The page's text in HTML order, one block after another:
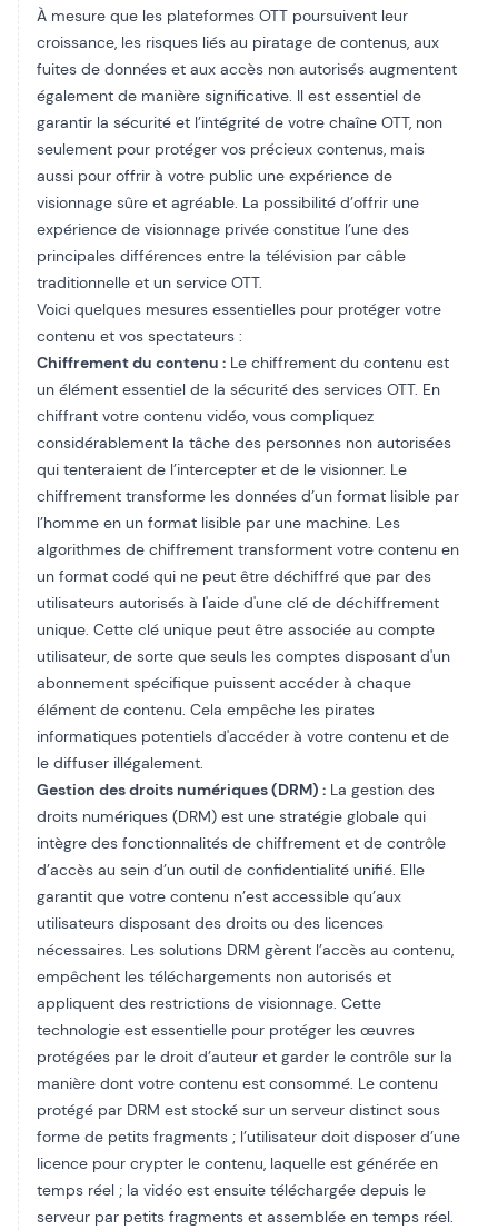
À mesure que les plateformes OTT poursuivent leur
croissance, les risques liés au piratage de contenus, aux
fuites de données et aux accès non autorisés augmentent
également de manière significative. Il est essentiel de
garantir la sécurité et l’intégrité de votre chaîne OTT, non
seulement pour protéger vos précieux contenus, mais
aussi pour offrir à votre public une expérience de
visionnage sûre et agréable. La possibilité d’offrir une
expérience de visionnage privée constitue l’une des
principales différences entre la télévision par câble
traditionnelle et un service OTT.
Voici quelques mesures essentielles pour protéger votre
contenu et vos spectateurs :
Chiffrement du contenu : Le chiffrement du contenu est
un élément essentiel de la sécurité des services OTT. En
chiffrant votre contenu vidéo, vous compliquez
considérablement la tâche des personnes non autorisées
qui tenteraient de l’intercepter et de le visionner. Le
chiffrement transforme les données d’un format lisible par
l’homme en un format lisible par une machine. Les
algorithmes de chiffrement transforment votre contenu en
un format codé qui ne peut être déchiffré que par des
utilisateurs autorisés à l'aide d'une clé de déchiffrement
unique. Cette clé unique peut être associée au compte
utilisateur, de sorte que seuls les comptes disposant d'un
abonnement spécifique puissent accéder à chaque
élément de contenu. Cela empêche les pirates
informatiques potentiels d'accéder à votre contenu et de
le diffuser illégalement.
Gestion des droits numériques (DRM) : La gestion des
droits numériques (DRM) est une stratégie globale qui
intègre des fonctionnalités de chiffrement et de contrôle
d’accès au sein d’un outil de confidentialité unifié. Elle
garantit que votre contenu n’est accessible qu’aux
utilisateurs disposant des droits ou des licences
nécessaires. Les solutions DRM gèrent l’accès au contenu,
empêchent les téléchargements non autorisés et
appliquent des restrictions de visionnage. Cette
technologie est essentielle pour protéger les œuvres
protégées par le droit d’auteur et garder le contrôle sur la
manière dont votre contenu est consommé. Le contenu
protégé par DRM est stocké sur un serveur distinct sous
forme de petits fragments ; l’utilisateur doit disposer d’une
licence pour crypter le contenu, laquelle est générée en
temps réel ; la vidéo est ensuite téléchargée depuis le
serveur par petits fragments et assemblée en temps réel.